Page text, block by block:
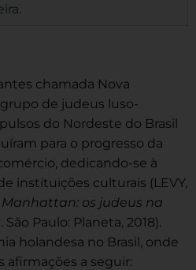
chamada Nova
de judeus luso-
do Nordeste do Brasil
para o progresso da
dedicando-se à
instituições culturais (LEVY,
os judeus na
. São Paulo: Planeta, 2018).
holandesa no Brasil, onde
afirmações a seguir: